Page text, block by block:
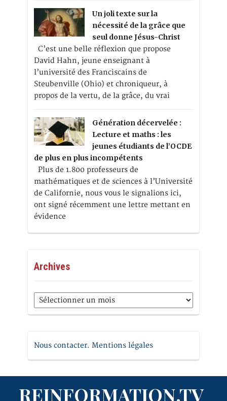
Un joli texte sur la
nécessité de la grâce que
seul donne Jésus-Christ
C’est une belle réflexion que propose
David Hahn, jeune enseignant à
l’université des Franciscains de
Steubenville (Ohio) et chroniqueur, à
propos de la vertu, de la grâce, du vrai
Génération décervelée :
Lecture et maths : les
jeunes étudiants de l’OCDE
de plus en plus incompétents
Plus de 1.800 professeurs de
mathématiques et de sciences à l’Université
de Californie, nous vous le signalions ici,
ont signé récemment une lettre mettant en
évidence
Archives
Archives
Nous contacter. Mentions légales
REINFORMATION.TV